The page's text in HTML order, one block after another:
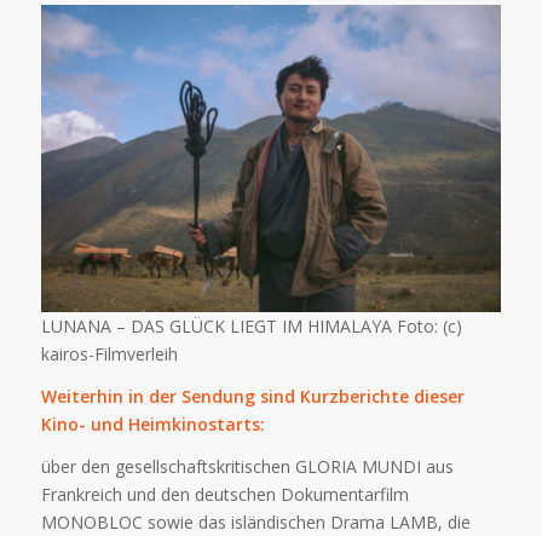
LUNANA – DAS GLÜCK LIEGT IM HIMALAYA Foto: (c)
kairos-Filmverleih
Weiterhin in der Sendung sind Kurzberichte dieser
Kino- und Heimkinostarts:
über den gesellschaftskritischen GLORIA MUNDI aus
Frankreich und den deutschen Dokumentarfilm
MONOBLOC sowie das isländischen Drama LAMB, die